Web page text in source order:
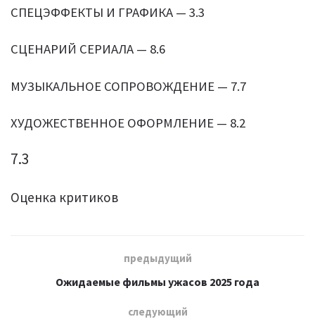
СПЕЦЭФФЕКТЫ И ГРАФИКА — 3.3
СЦЕНАРИЙ СЕРИАЛА — 8.6
МУЗЫКАЛЬНОЕ СОПРОВОЖДЕНИЕ — 7.7
ХУДОЖЕСТВЕННОЕ ОФОРМЛЕНИЕ — 8.2
7.3
Оценка критиков
предыдущий
Ожидаемые фильмы ужасов 2025 года
следующий